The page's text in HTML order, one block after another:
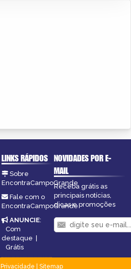
LINKS RÁPIDOS
Sobre
EncontraCampoGrande
Fale com o
EncontraCampoGrande
ANUNCIE:
Com
destaque |
Grátis
NOVIDADES POR E-
MAIL
Receba grátis as
principais notícias,
dicas e promoções
Privacidade
Sitemap